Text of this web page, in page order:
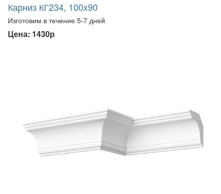
Карниз КГ234, 100х90
Изготовим в течение 5-7 дней
Цена: 1430р